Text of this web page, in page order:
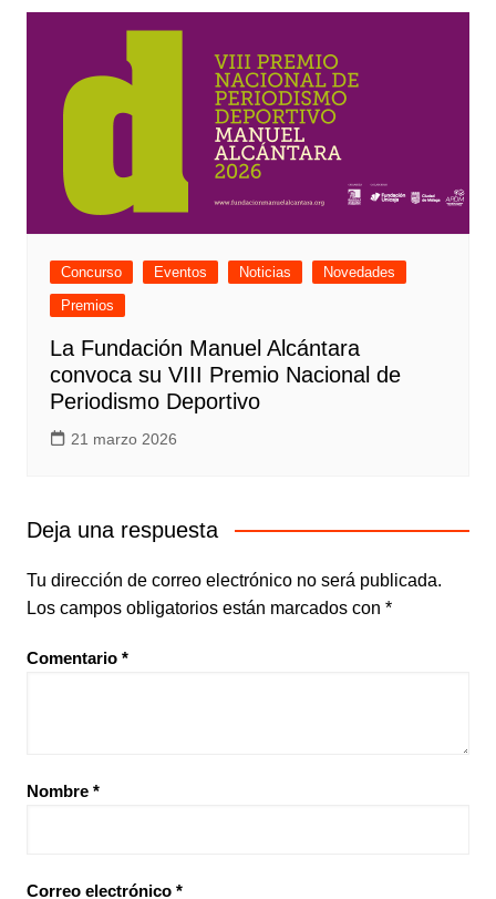
Concurso Eventos Noticias
Novedades
Premios
La Fundación Manuel Alcántara
convoca su VIII Premio Nacional de
Periodismo Deportivo
21 marzo 2026
Deja una respuesta
Tu dirección de correo electrónico no será publicada.
Los campos obligatorios están marcados con *
Comentario *
Nombre *
Correo electrónico *